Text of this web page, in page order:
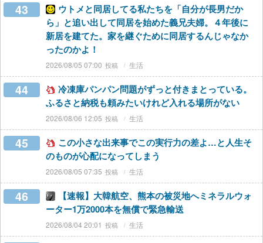
43
ウトメと同居してる私たちを「自分が長男だか
ら」と追い出して同居を始めた義兄夫婦。４年後に
新居を建てた。家を継ぐために同居するんじゃなか
ったのかよ！
2026/08/05 07:00 生活
44
冷凍庫パンパン問題がずっと付きまとっている。
ふるさと納税も頼みたいけれど入れる場所がない
2026/08/06 12:05 生活
45
この小さな出来事でこの実行力の差よ…と人生そ
のものが心配になってしまう
2026/08/05 07:35 生活
46
【速報】大韓航空、熊本の被災地へミネラルウォ
ーター1万2000本を無償で緊急輸送
2026/08/04 20:01 生活